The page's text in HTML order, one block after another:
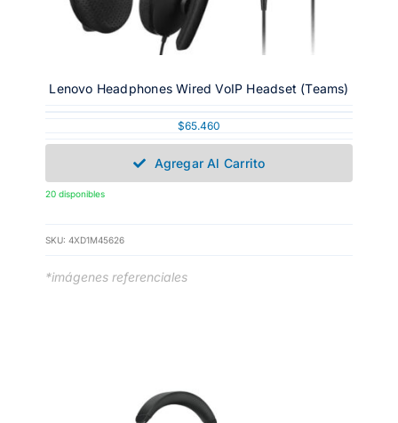
Lenovo Headphones Wired VoIP Headset (Teams)
$65.460
Agregar Al Carrito
20 disponibles
SKU: 4XD1M45626
*imágenes referenciales